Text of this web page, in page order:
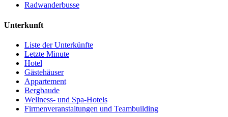
Radwanderbusse
Unterkunft
Liste der Unterkünfte
Letzte Minute
Hotel
Gästehäuser
Appartement
Bergbaude
Wellness- und Spa-Hotels
Firmenveranstaltungen und Teambuilding